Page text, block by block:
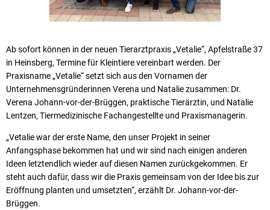
Ab sofort können in der neuen Tierarztpraxis „Vetalie“, Apfelstraße 37
in Heinsberg, Termine für Kleintiere vereinbart werden. Der
Praxisname „Vetalie“ setzt sich aus den Vornamen der
Unternehmensgründerinnen Verena und Natalie zusammen: Dr.
Verena Johann-vor-der-Brüggen, praktische Tierärztin, und Natalie
Lentzen, Tiermedizinische Fachangestellte und Praxismanagerin.
„Vetalie war der erste Name, den unser Projekt in seiner
Anfangsphase bekommen hat und wir sind nach einigen anderen
Ideen letztendlich wieder auf diesen Namen zurückgekommen. Er
steht auch dafür, dass wir die Praxis gemeinsam von der Idee bis zur
Eröffnung planten und umsetzten“, erzählt Dr. Johann-vor-der-
Brüggen.